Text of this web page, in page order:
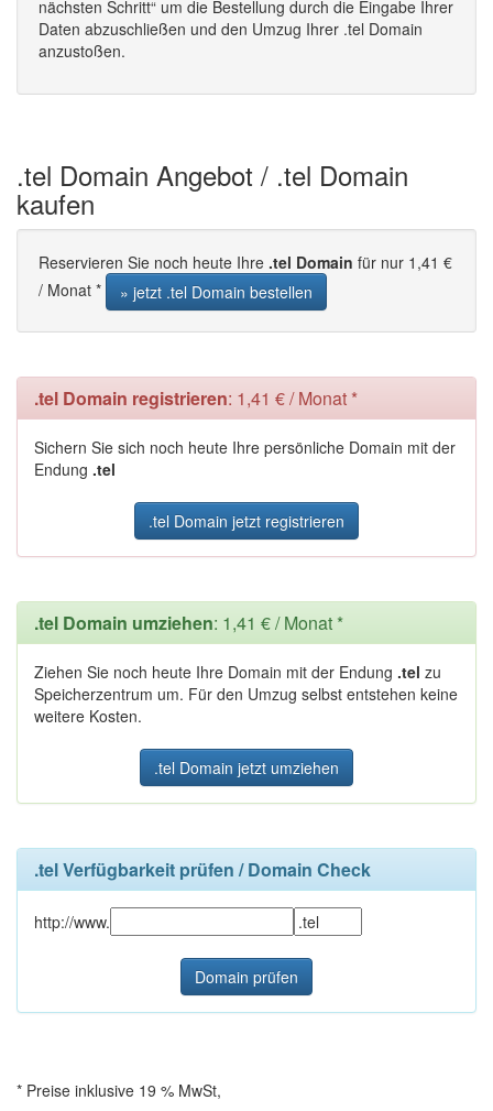
nächsten Schritt“ um die Bestellung durch die Eingabe Ihrer
Daten abzuschließen und den Umzug Ihrer .tel Domain
anzustoßen.
.tel Domain Angebot / .tel Domain
kaufen
Reservieren Sie noch heute Ihre .tel Domain für nur 1,41 €
/ Monat *
» jetzt .tel Domain bestellen
.tel Domain registrieren: 1,41 € / Monat *
Sichern Sie sich noch heute Ihre persönliche Domain mit der
Endung .tel
.tel Domain jetzt registrieren
.tel Domain umziehen: 1,41 € / Monat *
Ziehen Sie noch heute Ihre Domain mit der Endung .tel zu
Speicherzentrum um. Für den Umzug selbst entstehen keine
weitere Kosten.
.tel Domain jetzt umziehen
.tel Verfügbarkeit prüfen / Domain Check
http://www.
* Preise inklusive 19 % MwSt,